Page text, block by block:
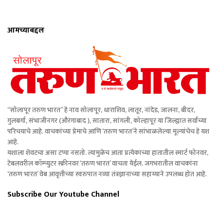
आमच्याबद्दल
“सोलापूर तरुण भारत” हे नाव सोलापूर, धाराशिव, लातूर, नांदेड, जालना, बीदर,
गुलबर्गा, संभाजीनगर (औरंगाबाद ), सातारा, सांगली, कोल्हापूर या जिल्ह्यात सर्वांच्या
परिचयाचे आहे. वाचकांच्या प्रेमाचे आणि ‘तरुण भारत’ने सांभाळलेल्या मूल्यांचेच हे यश
आहे.
यशाला शेवटचा असा टप्पा नसतो. त्यामुळेच आता प्रत्येकाच्या हातातील स्मार्ट फोनवर,
टेबलवरील कॉम्प्युटर स्क्रीनवर ‘तरुण भारत’ वाचता येईल. जगभरातील वाचकांना
‘तरुण भारत’ वेब आवृत्तीच्या स्वरुपात नव्या तंत्रज्ञानाच्या सहाय्याने उपलब्ध होत आहे.
Subscribe Our Youtube Channel